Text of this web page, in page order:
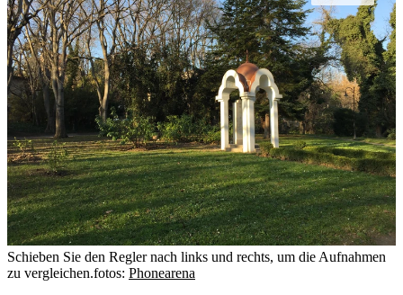
Schieben Sie den Regler nach links und rechts, um die Aufnahmen
zu vergleichen.fotos: Phonearena